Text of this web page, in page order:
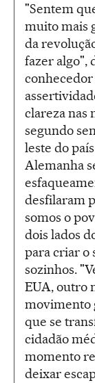
"Sentem
muito mais
da
fazer algo",
conhecedor
clareza nas
segundo
leste do
Alemanha
desfilaram
somos o
dois lados
para criar o
sozinhos.
EUA, outro
movimento
que se
cidadão
momento
deixar